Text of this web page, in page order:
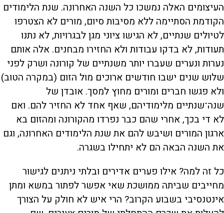
העיצומים האלה נמשכו כל השנה האחרונה. שנת הלימודים
הקודמת הסתיימה ללא מסיבות סיום, מורים לא הצטרפו
לטיולים שנתיים, לא הגישו ציוני מגן לבגרויות, לא נתנו
תעודות, לא בדקו עבודות ולא החזירו מבחנים. אלה אותם
נערות ונערים שעברו יותר משנתיים של קורונה ושרק לפני
שלוש שנים ישבו חודשים ארוכים מול הזום (במקרה הטוב)
ולא פגשו חברים ומורים מחוץ למסך. אובדן של
שנה־שנתיים מלימודיהם, שאף אחד לא החזיר להם. ואם
לא די בכך, אחרי שהם כבר נפרדו מהקורונה ומהזום בא
ארגון המורים ושיבש להם את שנת הלימודים האחרונה, וגם
את השנה הבאה הם לא יתחילו בשגרה.
כל זה למה? אילו פערים אדירים ובלתי ניתנים לגישור
מחייבים שביתה ממושכת שאי אפשר לפתור במשא ומתן
אינטנסיבי בשבוע הקרוב? הרי איש לא חולק על הצורך